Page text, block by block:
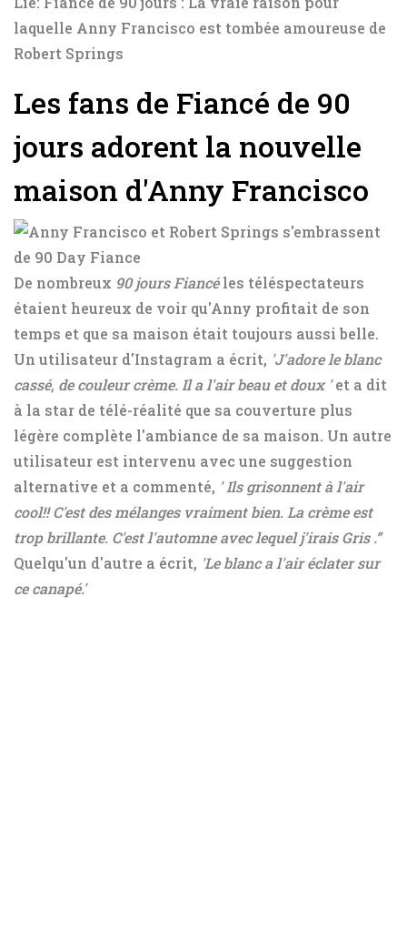
laquelle Anny Francisco est tombée amoureuse de
Robert Springs
Les fans de Fiancé de 90
jours adorent la nouvelle
maison d'Anny Francisco
De nombreux 90 jours Fiancéles téléspectateurs
étaient heureux de voir qu'Anny profitait de son
temps et que sa maison était toujours aussi belle.
Un utilisateur d'Instagram a écrit, 'J'adore le blanc
cassé, de couleur crème. Il a l'air beau et doux 'et a dit
à la star de télé-réalité que sa couverture plus
légère complète l'ambiance de sa maison. Un autre
utilisateur est intervenu avec une suggestion
alternative et a commenté, ' Ils grisonnent à l'air
cool!! C'est des mélanges vraiment bien. La crème est
trop brillante. C'est l'automne avec lequel j'irais Gris .”
Quelqu'un d'autre a écrit, 'Le blanc a l'air éclater sur
ce canapé.'